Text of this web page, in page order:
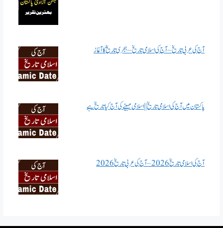
آج کی عربی تاریخ – آج کی اسلامی تاریخ – ہجری تاریخ کا آغاز
پاکستان میں آج کی اسلامی تاریخ || اسلامی مہینے کی آج کیا تاریخ ہے
آج کی اسلامی تاریخ 2026 – آج کی عربی تاریخ 2026